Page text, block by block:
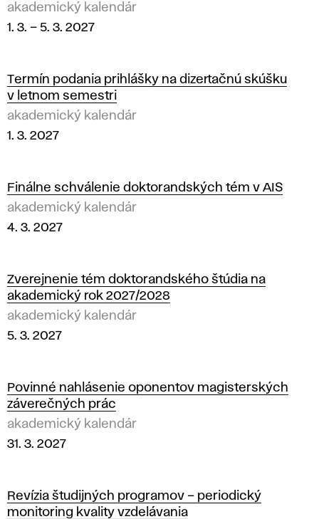
akademický kalendár
1. 3. – 5. 3. 2027
Termín podania prihlášky na dizertačnú skúšku
v letnom semestri
akademický kalendár
1. 3. 2027
Finálne schválenie doktorandských tém v AIS
akademický kalendár
4. 3. 2027
Zverejnenie tém doktorandského štúdia na
akademický rok 2027/2028
akademický kalendár
5. 3. 2027
Povinné nahlásenie oponentov magisterských
záverečných prác
akademický kalendár
31. 3. 2027
Revízia študijných programov – periodický
monitoring kvality vzdelávania